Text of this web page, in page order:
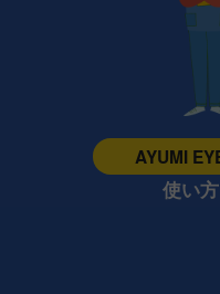
AYUMI
使い